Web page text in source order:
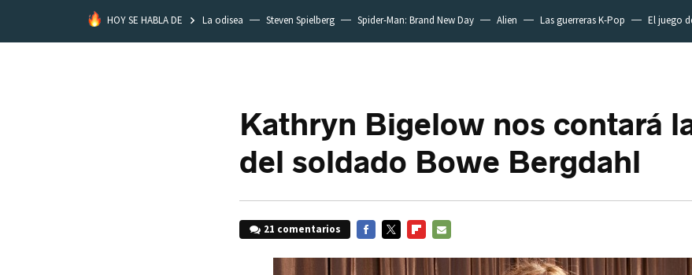
HOY SE HABLA DE La odisea Steven Spielberg Spider-Man: Brand New Day Alien Las guerreras K-Pop El juego
Kathryn Bigelow nos contará
del soldado Bowe Bergdahl
21 comentarios
MAIL